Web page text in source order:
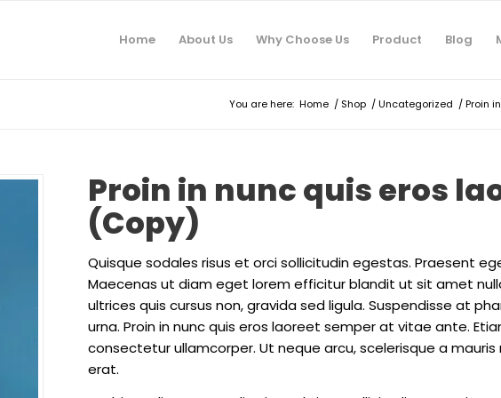
Home About Us Why Choose Us Product Blog
You are here: Home / Shop /Uncategorized /Proin
Proin in nunc quis eros
(Copy)
Quisque sodales risus et orci sollicitudin egestas. Praesent
Maecenas ut diam eget lorem efficitur blandit ut sit amet
ultrices quis cursus non, gravida sed ligula. Suspendisse at
urna. Proin in nunc quis eros laoreet semper at vitae ante.
consectetur ullamcorper. Ut neque arcu, scelerisque a
erat.